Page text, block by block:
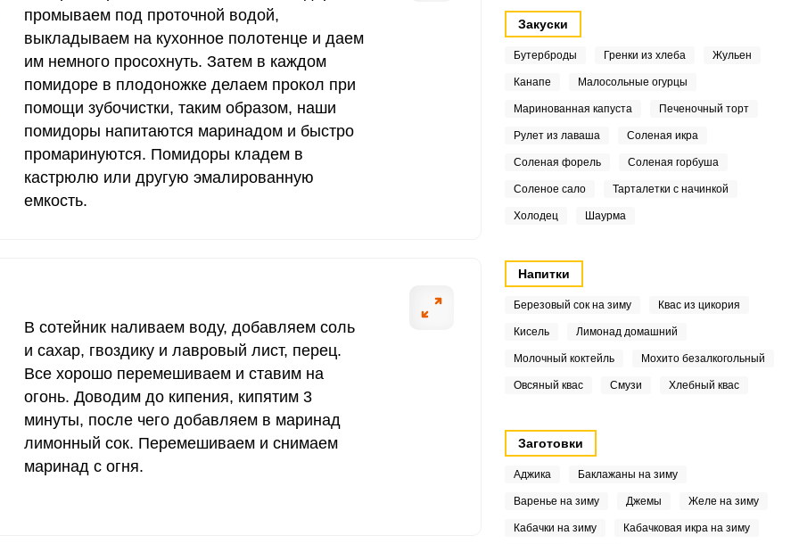
10 мкг 0
15 мг 2.6
50 мг 1.1
120 мкг 19.7
20 мг 1.9
1300 мг 0.3
500 мг 1.4
промываем под проточной водой,
выкладываем на кухонное полотенце и даем
им немного просохнуть. Затем в каждом
помидоре в плодоножке делаем прокол при
помощи зубочистки, таким образом, наши
помидоры напитаются маринадом и быстро
промаринуются. Помидоры кладем в
кастрюлю или другую эмалированную
емкость.
В сотейник наливаем воду, добавляем соль
и сахар, гвоздику и лавровый лист, перец.
Все хорошо перемешиваем и ставим на
огонь. Доводим до кипения, кипятим 3
минуты, после чего добавляем в маринад
лимонный сок. Перемешиваем и снимаем
маринад с огня.
Закуски
Бутерброды Гренки из хлеба Жульен
Канапе Малосольные огурцы
Маринованная капуста Печеночный торт
Рулет из лаваша Соленая икра
Соленая форель Соленая горбуша
Соленое сало Тарталетки с начинкой
Холодец Шаурма
Напитки
Березовый сок на зиму Квас из цикория
Кисель Лимонад домашний
Молочный коктейль Мохито безалкогольный
Овсяный квас Смузи Хлебный квас
Заготовки
Аджика Баклажаны на зиму
Варенье на зиму Джемы Желе на зиму
Кабачки на зиму Кабачковая икра на зиму
Запомнить меня
ЕЩЕ НЕ ЗАРЕГИСТРИРОВАННЫ?
помидоры черри быстрого приготовления легко! Помидоры промываем под
делаем прокол при помощи зубочистки, таким образом, наши
и быстро промаринуются. Помидоры кладем в кастрюлю или
с Правилами сайта,
обработки
соглашением